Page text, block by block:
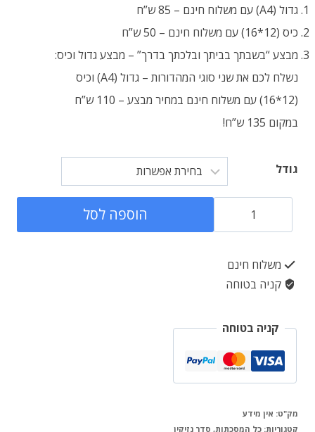
גדול (A4) עם משלוח חינם – 85 ש”ח
כיס (12*16) עם משלוח חינם – 50 ש”ח
מבצע “בשבתך בביתך ובלכתך בדרך” – מבצע גדול וכיס:
נשלח לכם את שני סוגי המהדורות – גדול (A4) וכיס
(12*16) עם משלוח חינם במחיר מבצע – 110 ש”ח
במקום 135 ש”ח!
גודל
של
בבא
סדורה
המאיר
הוספה לסל
משלוח חינם
קניה בטוחה
קניה בטוחה
מק"ט: אין מידע
קטגוריות: כל המסכתות, סדר נזיקין